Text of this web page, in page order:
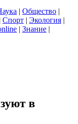
| Общество |
Спорт | Экология |
| Знание |
в